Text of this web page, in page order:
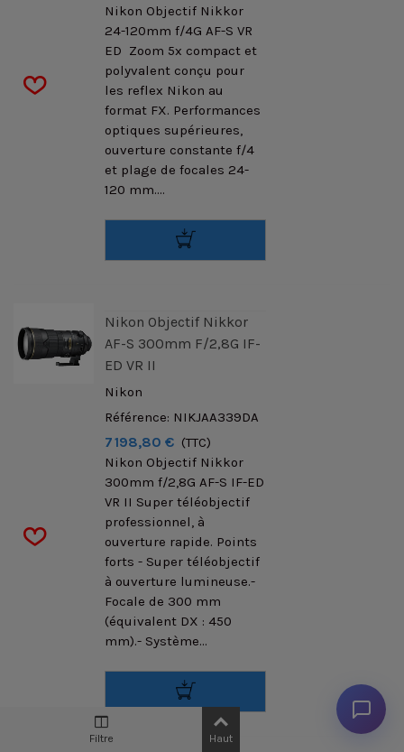
Nikon Objectif Nikkor
24-120mm f/4G AF-S VR
ED Zoom 5x compact et
polyvalent conçu pour
les reflex Nikon au
format FX. Performances
optiques supérieures,
ouverture constante f/4
et plage de focales 24-
120 mm....
Nikon Objectif Nikkor
AF-S 300mm F/2,8G IF-
ED VR II
Nikon
Référence: NIKJAA339DA
7 198,80 € (TTC)
Nikon Objectif Nikkor
300mm f/2,8G AF-S IF-ED
VR II Super téléobjectif
professionnel, à
ouverture rapide. Points
forts - Super téléobjectif
à ouverture lumineuse.-
Focale de 300 mm
(équivalent DX : 450
mm).- Système...
Filtre Haut